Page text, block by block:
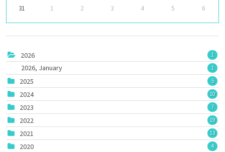
31 1 2 3 4 5 6
2026 1
2026, January 1
2025 5
2024 10
2023 7
2022 19
2021 13
2020 4